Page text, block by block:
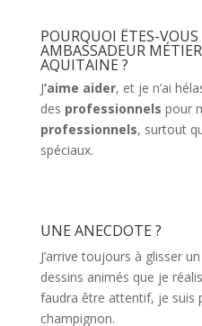
POURQUOI ÊTES-
AMBASSADEUR
AQUITAINE ?
J’aime aider, et je n’ai
des professionnels pour
professionnels, surtout
spéciaux.
UNE ANECDOTE ?
J’arrive toujours à glisser
dessins animés que je
faudra être attentif, je suis
champignon.